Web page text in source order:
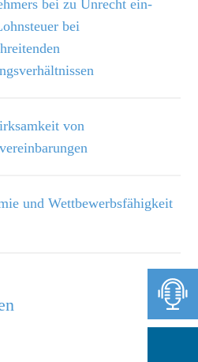
bei zu Unrecht ein­
bei
von
und Wettbewerbsfähigkeit